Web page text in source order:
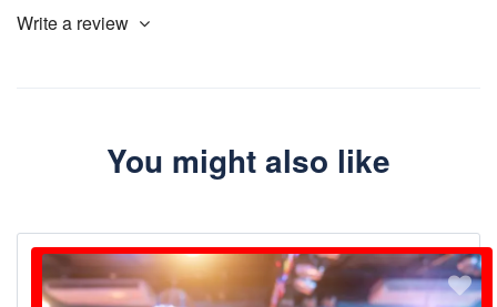
Write a review
You might also like